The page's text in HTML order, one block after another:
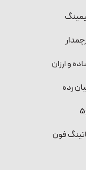
و ارزان
رده
فون